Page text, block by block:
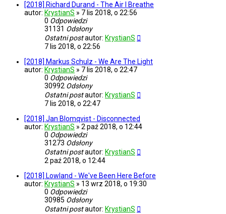
[2018] Richard Durand - The Air I Breathe
autor: KrystianS » 7 lis 2018, o 22:56
0 Odpowiedzi
31131 Odsłony
Ostatni postautor: KrystianS
7 lis 2018, o 22:56
[2018] Markus Schulz - We Are The Light
autor: KrystianS » 7 lis 2018, o 22:47
0 Odpowiedzi
30992 Odsłony
Ostatni postautor: KrystianS
7 lis 2018, o 22:47
[2018] Jan Blomqvist - Disconnected
autor: KrystianS » 2 paź 2018, o 12:44
0 Odpowiedzi
31273 Odsłony
Ostatni postautor: KrystianS
2 paź 2018, o 12:44
[2018] Lowland - We've Been Here Before
autor: KrystianS » 13 wrz 2018, o 19:30
0 Odpowiedzi
30985 Odsłony
Ostatni postautor: KrystianS